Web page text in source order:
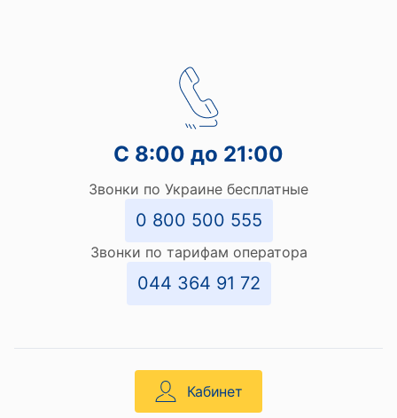
С 8:00 до 21:00
Звонки по Украине бесплатные
0 800 500 555
Звонки по тарифам оператора
044 364 91 72
Кабинет